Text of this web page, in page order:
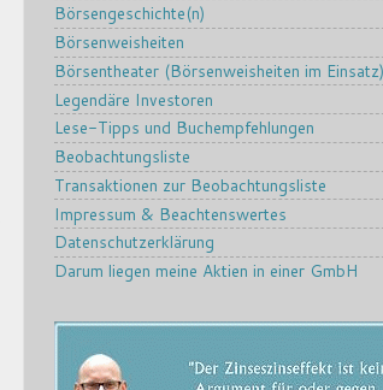
Börsengeschichte(n)
Börsenweisheiten
Börsentheater (Börsenweisheiten im Einsatz)
Legendäre Investoren
Lese-Tipps und Buchempfehlungen
Beobachtungsliste
Transaktionen zur Beobachtungsliste
Impressum & Beachtenswertes
Datenschutzerklärung
Darum liegen meine Aktien in einer GmbH